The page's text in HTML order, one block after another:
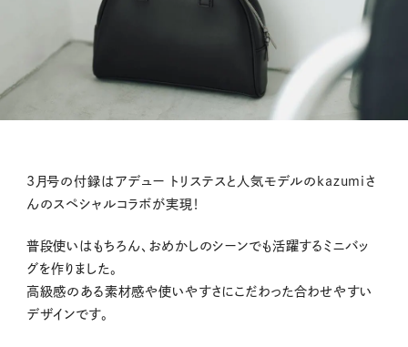
3月号の付録はアデュー トリステスと人気モデルのkazumiさ
んのスペシャルコラボが実現！
普段使いはもちろん、おめかしのシーンでも活躍するミニバッ
グを作りました。
高級感のある素材感や使いやすさにこだわった合わせやすい
デザインです。